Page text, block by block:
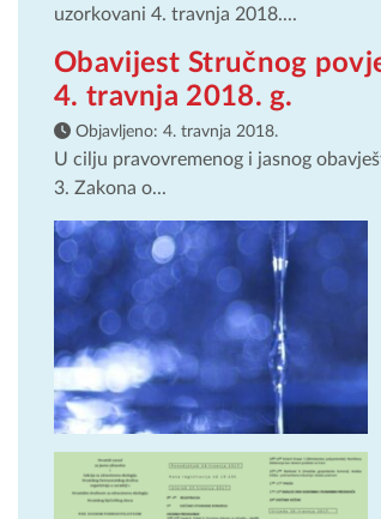
uzorkovani 4. travnja 2018....
Obavijest Stručnog
4. travnja 2018. g.
Objavljeno: 4. travnja 2018.
U cilju pravovremenog i jasnog
3. Zakona o...